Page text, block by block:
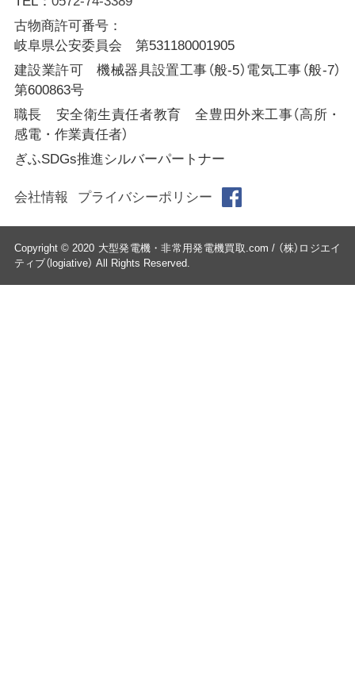
古物商許可番号：
岐阜県公安委員会 第531180001905
建設業許可 機械器具設置工事（般-5）電気工事（般-7）
第600863号
職長 安全衛生責任者教育 全豊田外来工事（高所・
感電・作業責任者）
ぎふSDGs推進シルバーパートナー
会社情報 プライバシーポリシー
Copyright © 2020 大型発電機・非常用発電機買取.com / （株）ロジエイ
ティブ（logiative） All Rights Reserved.